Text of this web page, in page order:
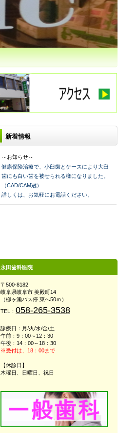
新着情報
～お知らせ～
健康保険治療で、小臼歯とケースにより大臼
歯にも白い歯を被せられる様になりました。
（CAD/CAM冠）
詳しくは、お気軽にお電話ください。
永田歯科医院
〒500-8182
岐阜県岐阜市 美殿町14
（柳ヶ瀬バス停 東へ50ｍ）
TEL： 058-265-3538
診療日：月/火/水/金/土
午前：9：00～12：30
午後：14：00～18：30
※受付は、18：00まで
【休診日】
木曜日、日曜日、祝日